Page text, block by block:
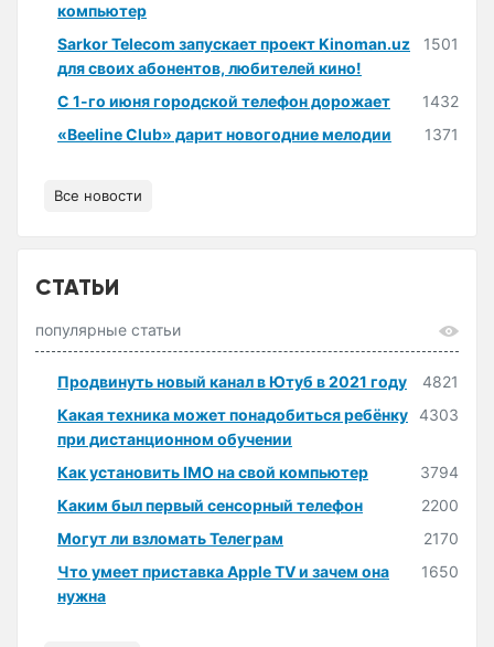
компьютер
Sarkor Telecom запускает проект Kinoman.uz
для своих абонентов, любителей кино!
1501
С 1-го июня городской телефон дорожает
1432
«Beeline Club» дарит новогодние мелодии
1371
Все новости
СТАТЬИ
популярные статьи
Продвинуть новый канал в Ютуб в 2021 году
4821
Какая техника может понадобиться ребёнку
при дистанционном обучении
4303
Как установить IMO на свой компьютер
3794
Каким был первый сенсорный телефон
2200
Могут ли взломать Телеграм
2170
Что умеет приставка Apple TV и зачем она
нужна
1650